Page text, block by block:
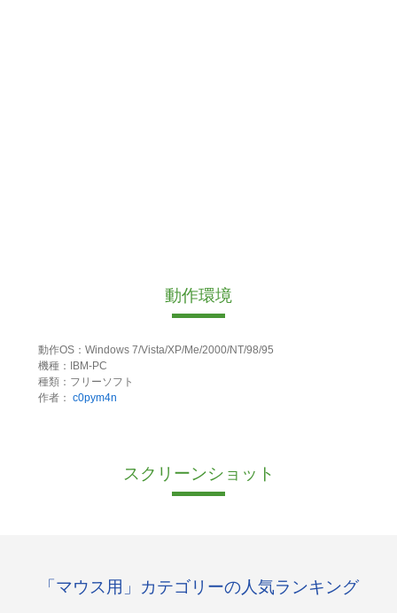
動作環境
動作OS：Windows 7/Vista/XP/Me/2000/NT/98/95
機種：IBM-PC
種類：フリーソフト
作者： c0pym4n
スクリーンショット
「マウス用」カテゴリーの人気ランキング